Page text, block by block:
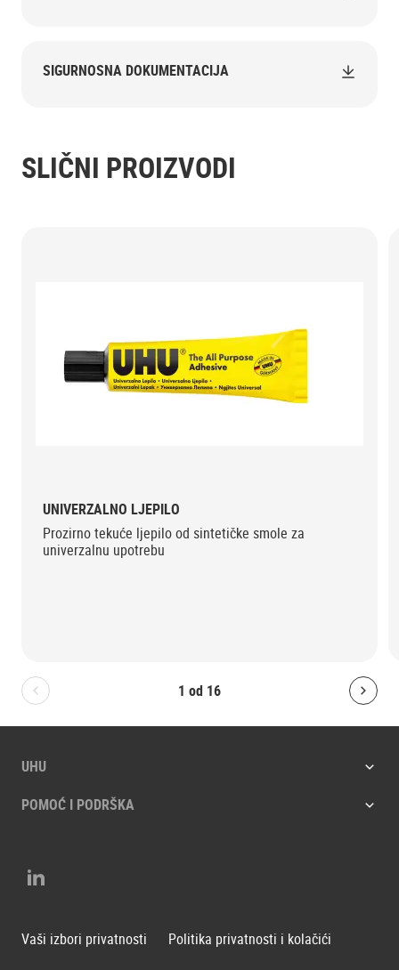
SIGURNOSNA DOKUMENTACIJA
SLIČNI PROIZVODI
1 od 16
Bolton.General.PreviousSlide
UNIVERZALNO LJEPILO
Prozirno tekuće ljepilo od sintetičke smole za
univerzalnu upotrebu
UHU
POMOĆ I PODRŠKA
LinkedIn
Vaši izbori privatnosti Politika privatnosti i kolačići